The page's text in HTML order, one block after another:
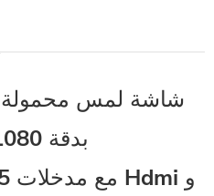
بدقة 1080 بكسل